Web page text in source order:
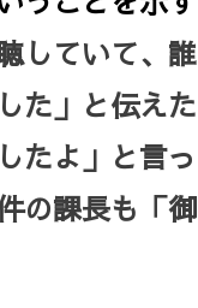
していて、誰
た」と伝えた
たよ」と言っ
の課長も「御